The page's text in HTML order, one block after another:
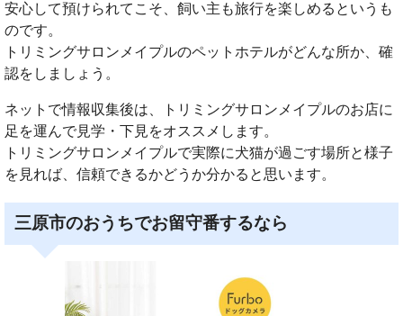
安心して預けられてこそ、飼い主も旅行を楽しめるというも
のです。
トリミングサロンメイプルのペットホテルがどんな所か、確
認をしましょう。
ネットで情報収集後は、トリミングサロンメイプルのお店に
足を運んで見学・下見をオススメします。
トリミングサロンメイプルで実際に犬猫が過ごす場所と様子
を見れば、信頼できるかどうか分かると思います。
三原市のおうちでお留守番するなら